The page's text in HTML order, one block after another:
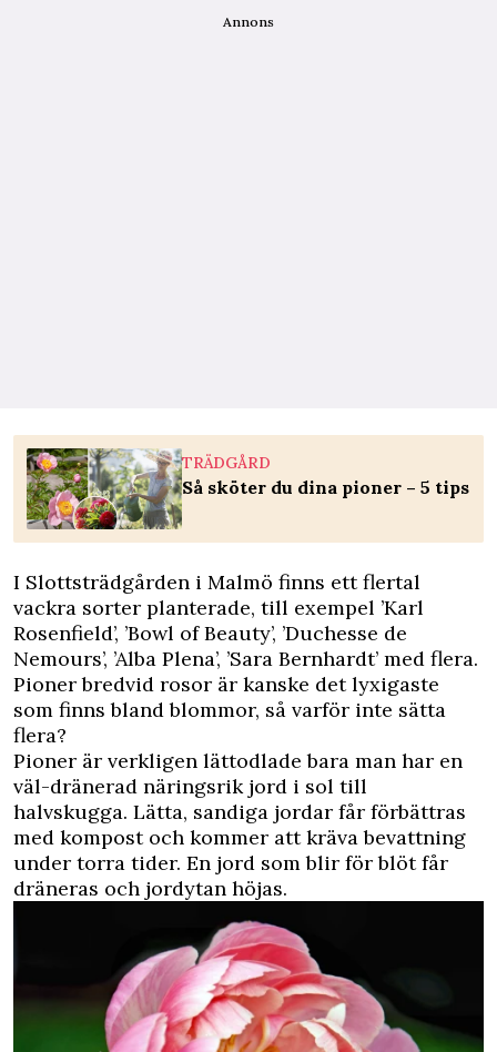
Annons
TRÄDGÅRD
Så sköter du dina pioner – 5 tips
I Slottsträdgården i Malmö finns ett flertal
vackra sorter planterade, till exempel ’Karl
Rosenfield’, ’Bowl of Beauty’, ’Duchesse de
Nemours’, ’Alba Plena’, ’Sara Bernhardt’ med flera.
Pioner bredvid rosor är kanske det lyxigaste
som finns bland blommor, så varför inte sätta
flera?
Pioner är verkligen lättodlade bara man har en
väl-dränerad näringsrik jord i sol till
halvskugga. Lätta, sandiga jordar får förbättras
med kompost och kommer att kräva bevattning
under torra tider. En jord som blir för blöt får
dräneras och jordytan höjas.